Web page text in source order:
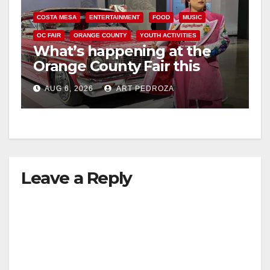
COSTA MESA ENTERTAINMENT FOOD MUSIC
OC FAIR ORANGE COUNTY YOUTH ACTIVITIES
What’s happening at the
Orange County Fair this
week
AUG 6, 2026 ART PEDROZA
Leave a Reply